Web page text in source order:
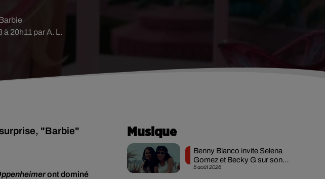
20h11 par A. L.
"Barbie"
ont dominé
Musique
5 août 2026
Benny Blanco invite Selena
Gomez et Becky G sur son
nouveau single